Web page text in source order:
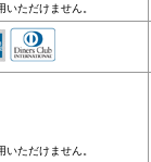
ただけません。
ただけません。